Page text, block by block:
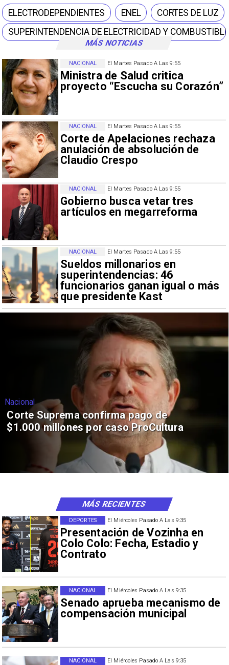
MÁS NOTICIAS
El Martes Pasado A Las 9:55
Ministra de Salud critica
proyecto “Escucha su Corazón”
NACIONAL
El Martes Pasado A Las 9:55
Corte de Apelaciones rechaza
anulación de absolución de
Claudio Crespo
NACIONAL
El Martes Pasado A Las 9:55
Gobierno busca vetar tres
artículos en megarreforma
NACIONAL
El Martes Pasado A Las 9:55
Sueldos millonarios en
superintendencias: 46
funcionarios ganan igual o más
que presidente Kast
NACIONAL
ELECTRODEPENDIENTES ENEL
CORTES DE LUZ
SUPERINTENDENCIA DE ELECTRICIDAD Y
Nacional
Corte Suprema confirma pago de
$1.000 millones por caso ProCultura
El Miércoles Pasado A Las 9:35
Presentación de Vozinha en
Colo Colo: Fecha, Estadio y
Contrato
DEPORTES
El Miércoles Pasado A Las 9:35
Senado aprueba mecanismo de
compensación municipal
NACIONAL
El Miércoles Pasado A Las 9:35
NACIONAL
MÁS RECIENTES